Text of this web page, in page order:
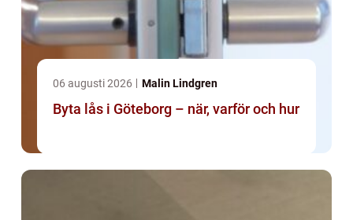
06 augusti 2026 Malin Lindgren
Byta lås i Göteborg – när, varför och hur